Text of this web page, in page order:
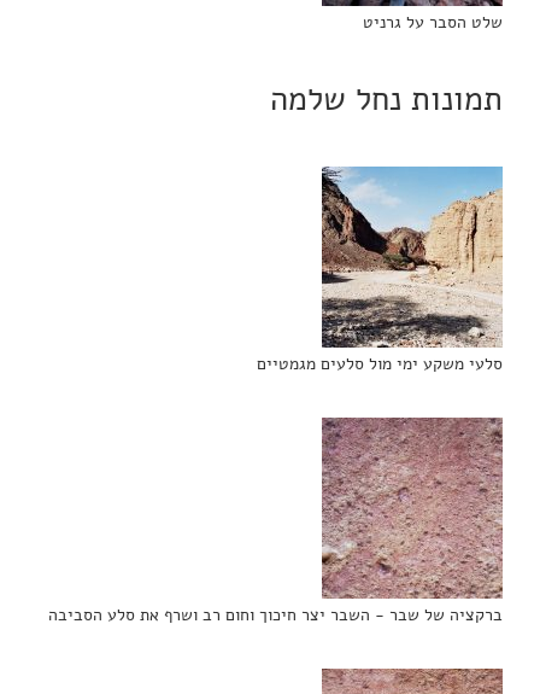
שלט הסבר על גרניט
תמונות נחל שלמה
סלעי משקע ימי מול סלעים מגמטיים
ברקציה של שבר - השבר יצר חיכוך וחום רב ושרף את סלע הסביבה